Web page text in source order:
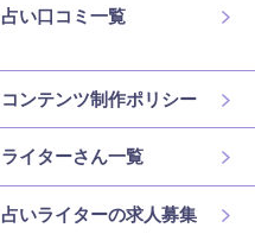
占い口コミ一覧
コンテンツ制作ポリシー
ライターさん一覧
占いライターの求人募集